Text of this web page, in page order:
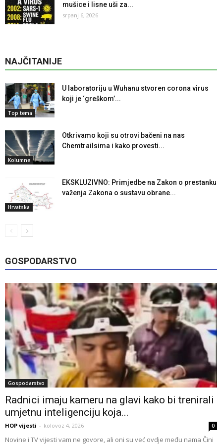
mušice i lisne uši za...
srpanj 6, 2026
NAJČITANIJE
Top tema
U laboratoriju u Wuhanu stvoren corona virus
koji je ‘greškom’...
Kolumne
Otkrivamo koji su otrovi bačeni na nas
Chemtrailsima i kako provesti...
Hrvatska
EKSKLUZIVNO: Primjedbe na Zakon o prestanku
važenja Zakona o sustavu obrane...
GOSPODARSTVO
Gospodarstvo
Radnici imaju kameru na glavi kako bi trenirali
umjetnu inteligenciju koja...
HOP vijesti - kolovoz 4, 2026 0
Novine i TV vijesti vam ne govore, ali oni su već ovdje među nama Čini